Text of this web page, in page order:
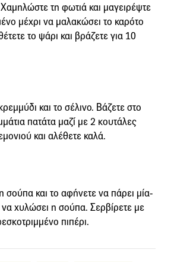
τη φωτιά και μαγειρέψτε
μέχρι να μαλακώσει το καρότο
το ψάρι και βράζετε για 10
και το σέλινο. Βάζετε στο
πατάτα μαζί με 2 κουτάλες
και αλέθετε καλά.
σούπα και το αφήνετε να πάρει μία-
χυλώσει η σούπα. Σερβίρετε με
πιπέρι.